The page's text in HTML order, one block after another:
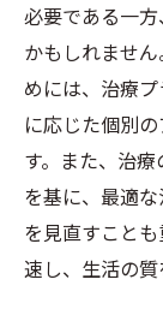
必要である一
かもしれませ
めには、治療
に応じた個別
す。また、治
を基に、最適
を見直すこと
速し、生活の質